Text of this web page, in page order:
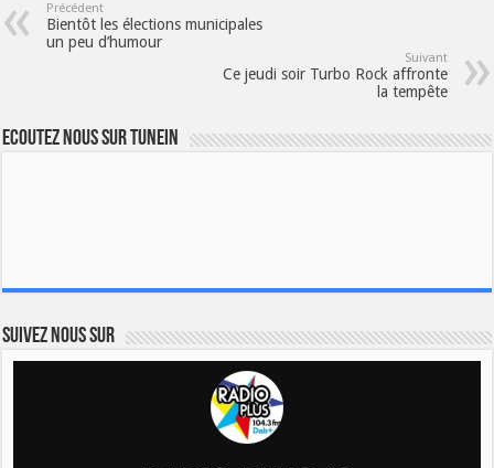
Précédent
Bientôt les élections municipales
un peu d’humour
Suivant
Ce jeudi soir Turbo Rock affronte
la tempête
Ecoutez nous sur TuneIn
Suivez nous sur